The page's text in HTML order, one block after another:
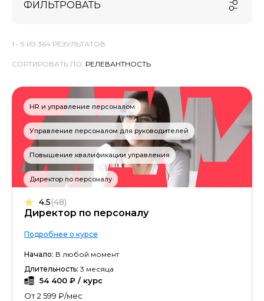
ФИЛЬТРОВАТЬ
1 - 9 ИЗ 364 РЕЗУЛЬТАТОВ
СОРТИРОВАТЬ ПО:
HR и управление персоналом
Управление персоналом для руководителей
Повышение квалификации управления
Директор по персоналу
Директор по персоналу
4.5(48)
Подробнее о курсе
Начало: В любой момент
Длительность: 3 месяца
54 400 ₽ / курс
От 2 599 ₽/мес